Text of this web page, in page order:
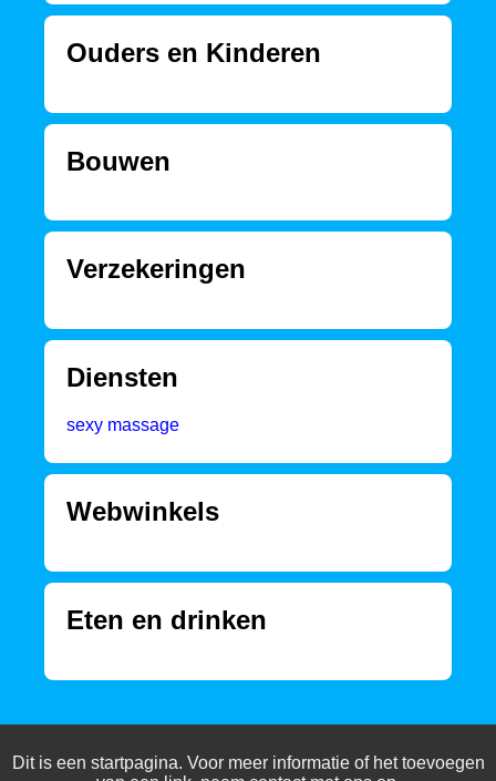
Ouders en Kinderen
Bouwen
Verzekeringen
Diensten
sexy massage
Webwinkels
Eten en drinken
Dit is een startpagina. Voor meer informatie of het toevoegen